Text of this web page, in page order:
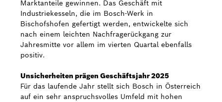
Marktanteile gewinnen. Das Geschäft mit
Industriekesseln, die im Bosch-Werk in
Bischofshofen gefertigt werden, entwickelte sich
nach einem leichten Nachfragerückgang zur
Jahresmitte vor allem im vierten Quartal ebenfalls
positiv.
Unsicherheiten prägen Geschäftsjahr 2025
Für das laufende Jahr stellt sich Bosch in Österreich
auf ein sehr anspruchsvolles Umfeld mit hohen